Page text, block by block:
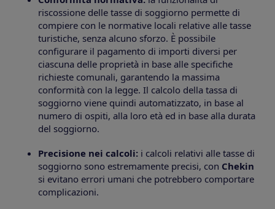
riscossione delle tasse di soggiorno permette di
compiere con le normative locali relative alle tasse
turistiche, senza alcuno sforzo. È possibile
configurare il pagamento di importi diversi per
ciascuna delle proprietà in base alle specifiche
richieste comunali, garantendo la massima
conformità con la legge. Il calcolo della tassa di
soggiorno viene quindi automatizzato, in base al
numero di ospiti, alla loro età ed in base alla durata
del soggiorno.
Precisione nei calcoli: i calcoli relativi alle tasse di
soggiorno sono estremamente precisi, con Chekin
si evitano errori umani che potrebbero comportare
complicazioni.